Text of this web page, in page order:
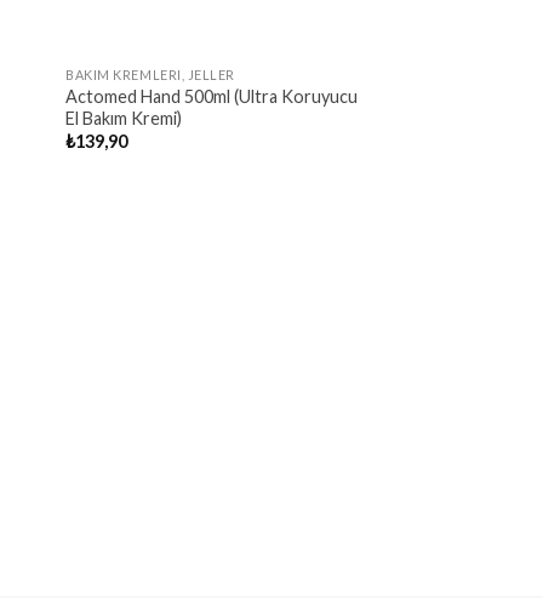
OUT OF STOCK
BAKIM KREMLERI, JELLER
Actomed Hand 500ml (Ultra Koruyucu
El Bakım Kremi)
₺139,90